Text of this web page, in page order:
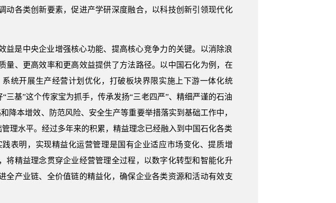
各类创新要素，促进产学研深度融合，以科技创新引领现代化
益是中央企业增强核心功能、提高核心竞争力的关键。以消除浪
、更高效率和更高效益提供了方法路径。以中国石化为例，在
统开展生产经营计划优化，打破板块界限实施上下游一体化统
基”这个传家宝为抓手，传承发扬“三老四严”、精细严谨的石油
降本增效、防范风险、安全生产等重要举措落实到基础工作中，
理水平。经过多年来的积累，精益理念已经融入到中国石化各类
表明，实现精益化运营管理是国有企业适应市场变化、提质增
精益理念贯穿企业经营管理全过程，以数字化转型和智能化升
产业链、全价值链的精益化，确保企业各类资源和活动有效支